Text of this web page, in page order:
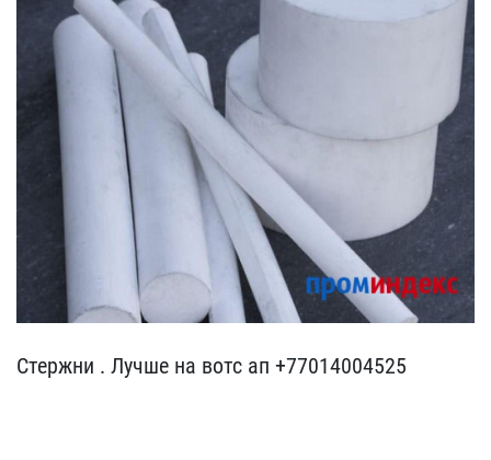
Стержни . Лучше на вотс ​ап +77014004525